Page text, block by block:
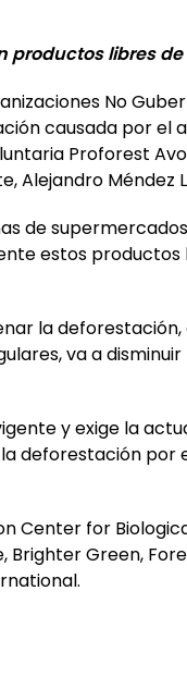
productos libres
No
causada por el
Proforest
Alejandro Méndez
de
estos productos
la
va a disminuir
y exige la
deforestación por
Center for
Brighter Green,